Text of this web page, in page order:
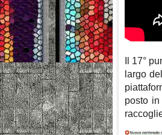
Il 17°
largo
posto